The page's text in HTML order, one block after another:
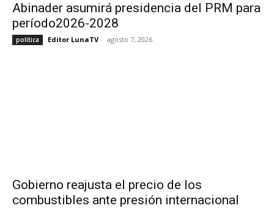
Abinader asumirá presidencia del PRM para
período2026-2028
política Editor LunaTV - agosto 7, 2026
Gobierno reajusta el precio de los
combustibles ante presión internacional